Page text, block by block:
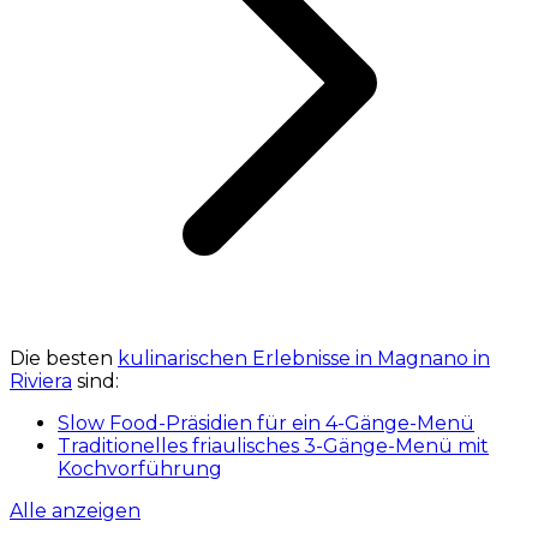
Die besten kulinarischen Erlebnisse in Magnano in
Riviera sind:
Slow Food-Präsidien für ein 4-Gänge-Menü
Traditionelles friaulisches 3-Gänge-Menü mit
Kochvorführung
Alle anzeigen